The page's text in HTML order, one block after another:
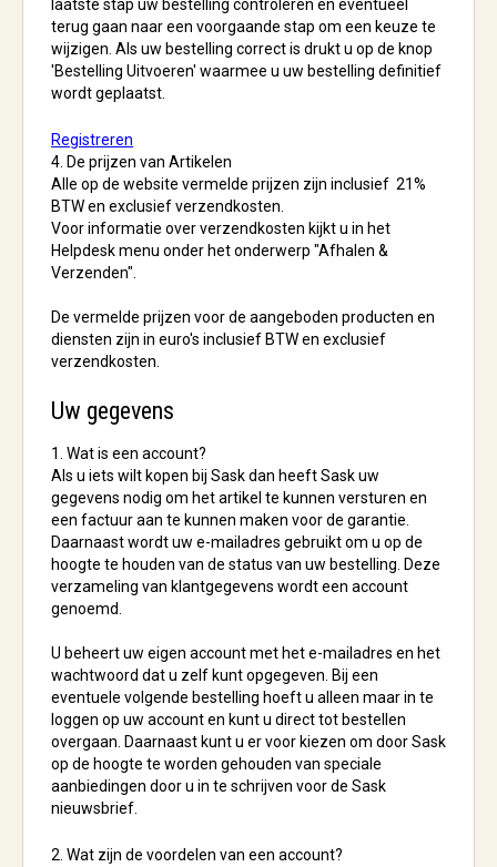
laatste stap uw bestelling controleren en eventueel
terug gaan naar een voorgaande stap om een keuze te
wijzigen. Als uw bestelling correct is drukt u op de knop
'Bestelling Uitvoeren' waarmee u uw bestelling definitief
wordt geplaatst.
Registreren
4. De prijzen van Artikelen
Alle op de website vermelde prijzen zijn inclusief 21%
BTW en exclusief verzendkosten.
Voor informatie over verzendkosten kijkt u in het
Helpdesk menu onder het onderwerp "Afhalen &
Verzenden".
De vermelde prijzen voor de aangeboden producten en
diensten zijn in euro's inclusief BTW en exclusief
verzendkosten.
Uw gegevens
1. Wat is een account?
Als u iets wilt kopen bij Sask dan heeft Sask uw
gegevens nodig om het artikel te kunnen versturen en
een factuur aan te kunnen maken voor de garantie.
Daarnaast wordt uw e-mailadres gebruikt om u op de
hoogte te houden van de status van uw bestelling. Deze
verzameling van klantgegevens wordt een account
genoemd.
U beheert uw eigen account met het e-mailadres en het
wachtwoord dat u zelf kunt opgegeven. Bij een
eventuele volgende bestelling hoeft u alleen maar in te
loggen op uw account en kunt u direct tot bestellen
overgaan. Daarnaast kunt u er voor kiezen om door Sask
op de hoogte te worden gehouden van speciale
aanbiedingen door u in te schrijven voor de Sask
nieuwsbrief.
2. Wat zijn de voordelen van een account?